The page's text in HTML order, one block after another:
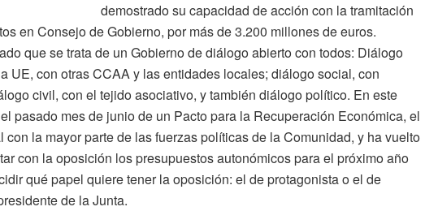
demostrado su capacidad de acción con la tramitación
en Consejo de Gobierno, por más de 3.200 millones de euros.
que se trata de un Gobierno de diálogo abierto con todos: Diálogo
UE, con otras CCAA y las entidades locales; diálogo social, con
civil, con el tejido asociativo, y también diálogo político. En este
pasado mes de junio de un Pacto para la Recuperación Económica, el
la mayor parte de las fuerzas políticas de la Comunidad, y ha vuelto
con la oposición los presupuestos autonómicos para el próximo año
qué papel quiere tener la oposición: el de protagonista o el de
de la Junta.